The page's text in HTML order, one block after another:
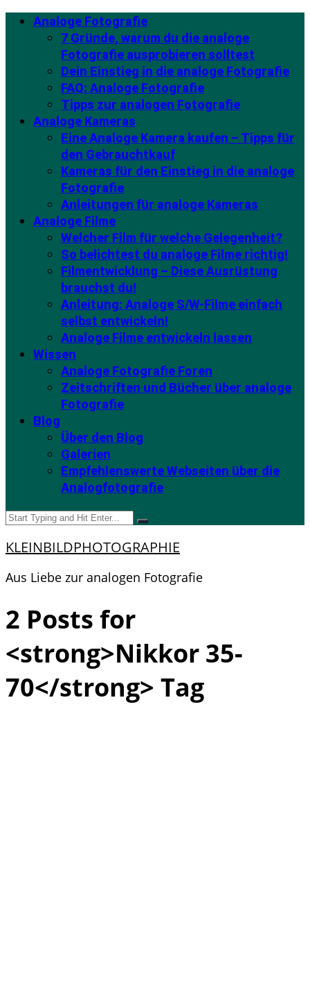
Analoge Fotografie
7 Gründe, warum du die analoge
Fotografie ausprobieren solltest
Dein Einstieg in die analoge Fotografie
FAQ: Analoge Fotografie
Tipps zur analogen Fotografie
Analoge Kameras
Eine Analoge Kamera kaufen – Tipps für
den Gebrauchtkauf
Kameras für den Einstieg in die analoge
Fotografie
Anleitungen für analoge Kameras
Analoge Filme
Welcher Film für welche Gelegenheit?
So belichtest du analoge Filme richtig!
Filmentwicklung – Diese Ausrüstung
brauchst du!
Anleitung: Analoge S/W-Filme einfach
selbst entwickeln!
Analoge Filme entwickeln lassen
Wissen
Analoge Fotografie Foren
Zeitschriften und Bücher über analoge
Fotografie
Blog
Über den Blog
Galerien
Empfehlenswerte Webseiten über die
Analogfotografie
KLEINBILDPHOTOGRAPHIE
Aus Liebe zur analogen Fotografie
2 Posts for
<strong>Nikkor 35-
70</strong> Tag